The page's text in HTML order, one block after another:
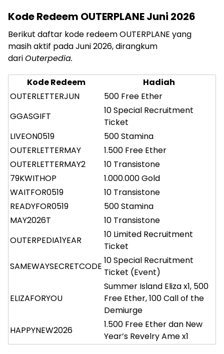
Kode Redeem OUTERPLANE Juni 2026
Berikut daftar kode redeem OUTERPLANE yang
masih aktif pada Juni 2026, dirangkum
dariOuterpedia.
Kode Redeem
Hadiah
OUTERLETTERJUN
500 Free Ether
GGASGIFT
10 Special Recruitment
Ticket
LIVEON0519
500 Stamina
OUTERLETTERMAY
1.500 Free Ether
OUTERLETTERMAY2
10 Transistone
79KWITHOP
1.000.000 Gold
WAITFOR0519
10 Transistone
READYFOR0519
500 Stamina
MAY2026T
10 Transistone
OUTERPEDIA1YEAR
10 Limited Recruitment
Ticket
SAMEWAYSECRETCODE
10 Special Recruitment
Ticket (Event)
ELIZAFORYOU
Summer Island Eliza x1, 500
Free Ether, 100 Call of the
Demiurge
HAPPYNEW2026
1.500 Free Ether dan New
Year’s Revelry Ame x1